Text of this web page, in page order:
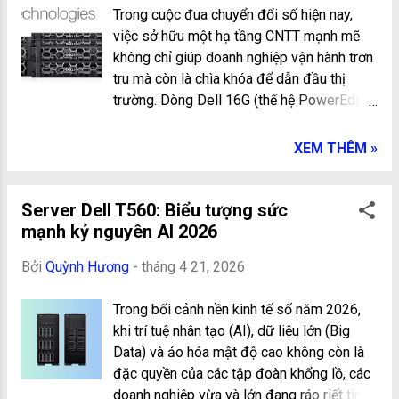
cải tiến, máy chủ Dell T160 hoạt động vô
cùng êm ái, hoàn toàn phù hợp để đặt ngay
dưới gầm bàn hoặc trong không gian văn
phòng mở mà không gây ra tiếng ồn khó
chịu. Tiết kiệm năng lượng: Tích hợp các bộ
nghiệp cắt giảm đáng kể chi phí điện năng
level Dù có vẻ ngoài nhỏ nhắn, bên trong
máy chủ Dell T160 vẫn chứa đ...
Trong cuộc đua chuyển đổi số hiện nay,
việc sở hữu một hạ tầng CNTT mạnh mẽ
không chỉ giúp doanh nghiệp vận hành trơn
tru mà còn là chìa khóa để dẫn đầu thị
trường. Dòng Dell 16G (thế hệ PowerEdge
ngoặt lớn trong công nghệ máy chủ, mang
Resilient và hiệu quả tiết kiệm năng lượng
vượt trội. Dell 16G – Nền tảng công nghệ
xây dựng để đáp ứng những khối lượng
trí tuệ nhân tạo (AI), ảo hóa mật độ cao và
phân tích dữ liệu thời gian thực. Những cải
tiến đáng giá nhất bao gồm: Vi xử lý Intel
Xeon Scalable thế hệ mới: Tăng cường số
XEM THÊM »
Server Dell T560: Biểu tượng sức
mạnh kỷ nguyên AI 2026
Bởi Quỳnh Hương - tháng 4 21, 2026
Trong bối cảnh nền kinh tế số năm 2026,
khi trí tuệ nhân tạo (AI), dữ liệu lớn (Big
Data) và ảo hóa mật độ cao không còn là
đặc quyền của các tập đoàn khổng lồ, các
doanh nghiệp vừa và lớn đang ráo riết tìm